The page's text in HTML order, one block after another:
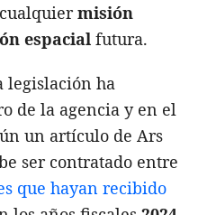
misión
espacial futura.
legislación ha
de la agencia y en el
un artículo de Ars
ser contratado entre
que hayan recibido